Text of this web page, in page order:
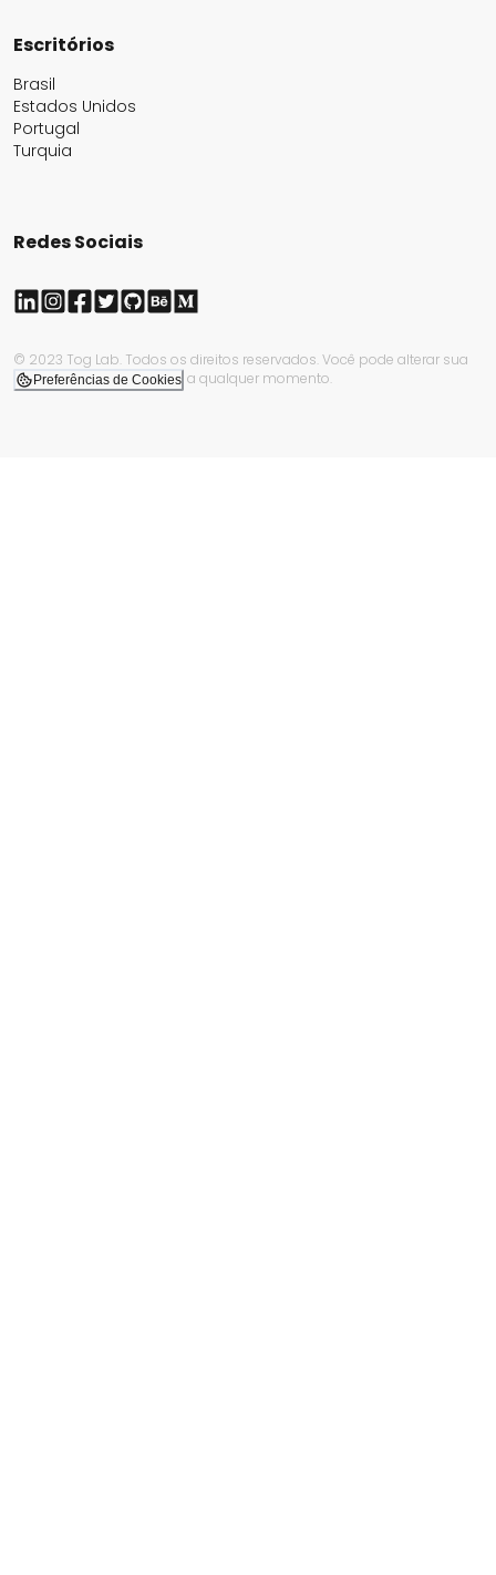
Escritórios
Brasil
Estados Unidos
Portugal
Turquia
Redes Sociais
© 2023 Tog Lab. Todos os direitos reservados. Você pode alterar sua
Preferências de Cookies a qualquer momento.